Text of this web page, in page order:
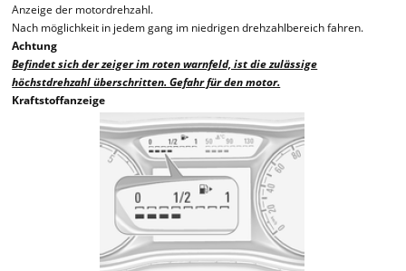
Anzeige der motordrehzahl.
Nach möglichkeit in jedem gang im niedrigen drehzahlbereich fahren.
Achtung
Befindet sich der zeiger im roten warnfeld, ist die zulässige
höchstdrehzahl überschritten. Gefahr für den motor.
Kraftstoffanzeige